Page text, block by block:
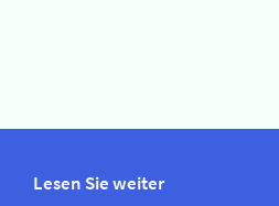
Lesen Sie weiter